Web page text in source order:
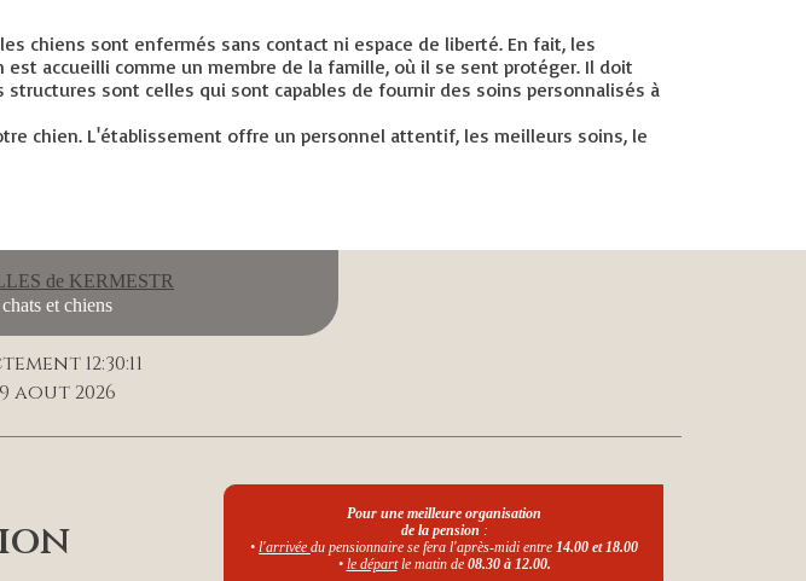
chiens sont enfermés sans contact ni espace de liberté. En fait, les
accueilli comme un membre de la famille, où il se sent protéger. Il doit
sont celles qui sont capables de fournir des soins personnalisés à
chien. L'établissement offre un personnel attentif, les meilleurs soins, le
de KERMESTR
et chiens
12:30:11
aout 2026
Pour une meilleure organisation
de la pension :
• l'arrivée du pensionnaire se fera l'après-midi entre 14.00 et 18.00
• le départle matin de 08.30 à 12.00.